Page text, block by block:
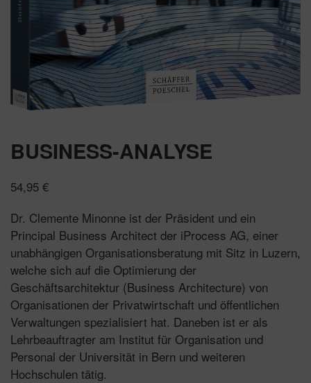
BUSINESS-ANALYSE
54,95 €
Dr. Clemente Minonne ist der Präsident und ein
Principal Business Architect der iProcess AG, einer
unabhängigen Organisationsberatung mit Sitz in Luzern,
welche sich auf die Optimierung der
Geschäftsarchitektur (Business Architecture) von
Organisationen der Privatwirtschaft und öffentlichen
Verwaltungen spezialisiert hat. Daneben ist er als
Lehrbeauftragter am Institut für Organisation und
Personal der Universität in Bern und weiteren
Hochschulen tätig.